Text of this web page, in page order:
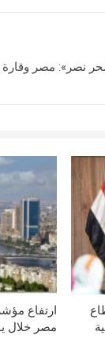
نصر»: مصر وقارة
ارتفاع
مصر خلال يوليو